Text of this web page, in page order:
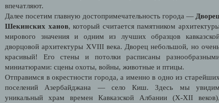
впечатляют.
Далее посетим главную достопримечательность города —
Шекинских ханов, который считается памятником
мирового значения и одним из лучших образцов
дворцовой архитектуры XVIII века. Дворец небольшой, но
красивый! Его стены и потолки расписаны
миниатюрами: сцены охоты, войны, животные и птицы.
Отправимся в окрестности города, а именно в одно из
поселений Азербайджана — село Киш. Здесь мы
уникальный храм времен Кавказской Албании (X-XII